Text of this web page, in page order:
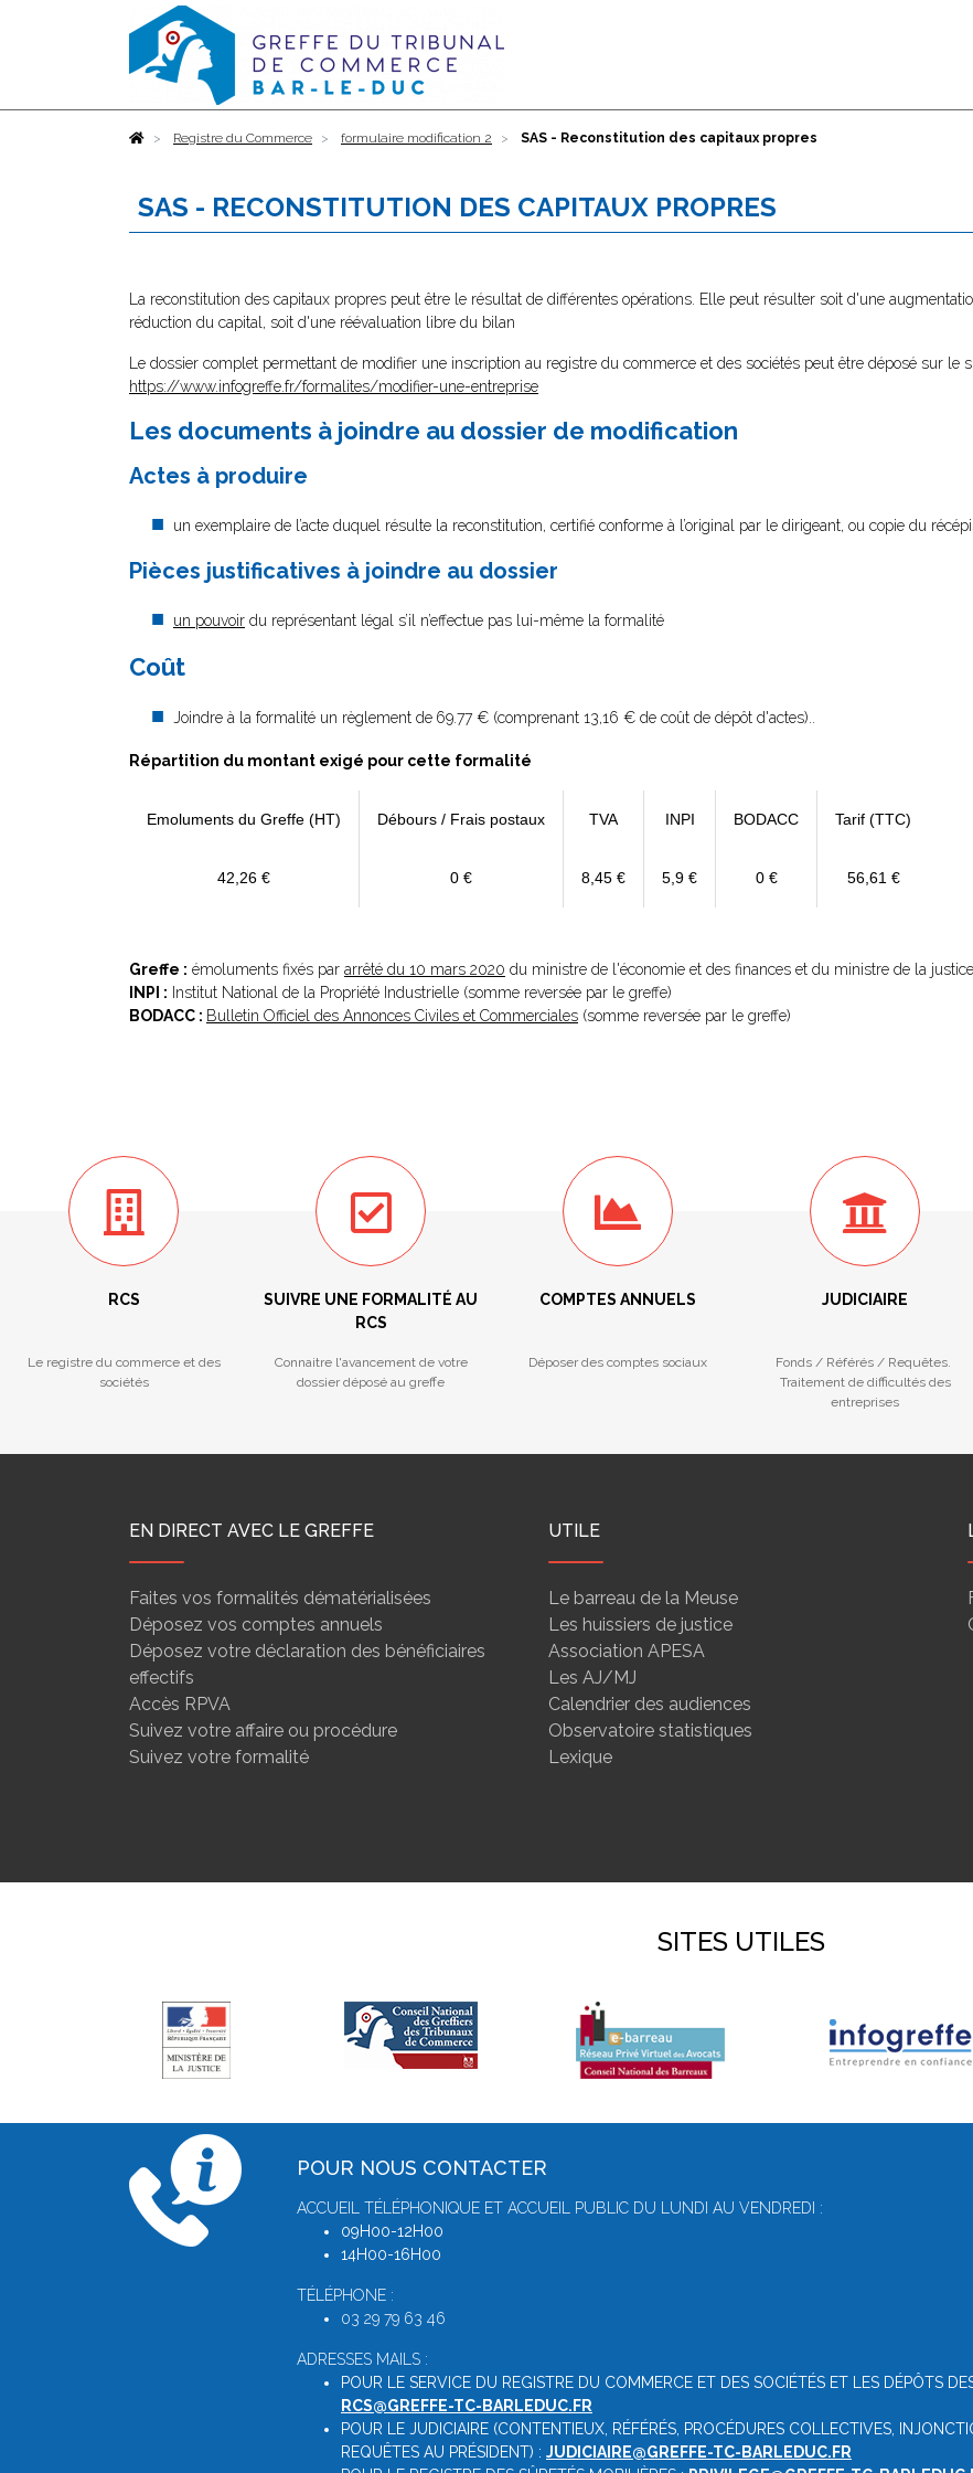
AccueilRegistre du Commerce formulaire modification 2 SAS - Reconstitution des capitaux propres
SAS - RECONSTITUTION DES CAPITAUX PROPRES
La reconstitution des capitaux propres peut être le résultat de différentes opérations. Elle peut résulter soit d'une
réduction du capital, soit d'une réévaluation libre du bilan
Le dossier complet permettant de modifier une inscription au registre du commerce et des sociétés peut être déposé sur le
https://www.infogreffe.fr/formalites/modifier-une-entreprise
Les documents à joindre au dossier de modification
Actes à produire
un exemplaire de l’acte duquel résulte la reconstitution, certifié conforme à l’original par le dirigeant, ou copie du
Pièces justificatives à joindre au dossier
un pouvoir du représentant légal s’il n’effectue pas lui-même la formalité
Coût
Joindre à la formalité un règlement de 69.77 € (comprenant 13,16 € de coût de dépôt d'actes)..
Répartition du montant exigé pour cette formalité
Emoluments du Greffe (HT) Débours / Frais postaux TVA INPI BODACC Tarif (TTC)
42,26 € 0 € 8,45 € 5,9 € 0 € 56,61 €
Greffe : émoluments fixés par arrêté du 10 mars 2020 du ministre de l'économie et des finances et du ministre de la justice
INPI : Institut National de la Propriété Industrielle (somme reversée par le greffe)
BODACC : Bulletin Officiel des Annonces Civiles et Commerciales (somme reversée par le greffe)
RCS
Le registre du commerce et des
sociétés
SUIVRE UNE FORMALITÉ AU
RCS
Connaitre l'avancement de votre
dossier déposé au greffe
COMPTES ANNUELS
Déposer des comptes sociaux
JUDICIAIRE
Fonds / Référés / Requêtes.
Traitement de difficultés des
entreprises
EN DIRECT AVEC LE GREFFE
Faites vos formalités dématérialisées
Déposez vos comptes annuels
Déposez votre déclaration des bénéficiaires
effectifs
Accès RPVA
Suivez votre affaire ou procédure
Suivez votre formalité
UTILE
Le barreau de la Meuse
Les huissiers de justice
Association APESA
Les AJ/MJ
Calendrier des audiences
Observatoire statistiques
Lexique
SITES UTILES
POUR NOUS CONTACTER
ACCUEIL TÉLÉPHONIQUE ET ACCUEIL PUBLIC DU LUNDI AU VENDREDI :
09H00-12H00
14H00-16H00
TÉLÉPHONE :
03 29 79 63 46
ADRESSES MAILS :
POUR LE SERVICE DU REGISTRE DU COMMERCE ET DES SOCIÉTÉS ET LES DÉPÔTS
RCS@GREFFE-TC-BARLEDUC.FR
POUR LE JUDICIAIRE (CONTENTIEUX, RÉFÉRÉS, PROCÉDURES COLLECTIVES,
REQUÊTES AU PRÉSIDENT) : JUDICIAIRE@GREFFE-TC-BARLEDUC.FR